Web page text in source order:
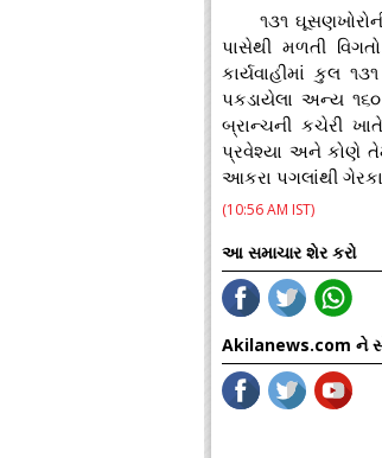
૧૩૧
પાસેથી મળતી
કાર્યવાહીમાં કુલ
પકડાયેલા અન્ય
બ્રાન્ચની કચેરી
પ્રવેશ્યા અને કોણે
આકરા પગલાંથી
(10:56 AM IST)
આ સમાચાર શેર કરો
Akilanews.com ને